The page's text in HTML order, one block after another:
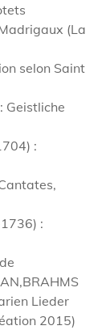
(La
selon Saint
Geistliche
:
:
Lieder
2015)